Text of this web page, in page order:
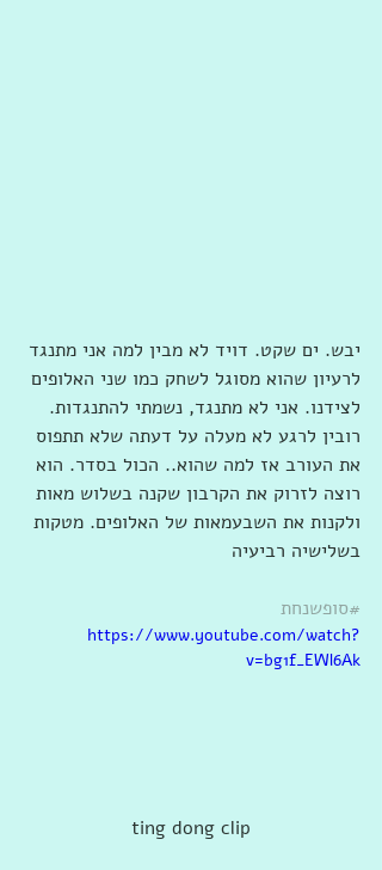
יבש. ים שקט. דויד לא מבין למה אני מתנגד
לרעיון שהוא מסוגל לשחק כמו שני האלופים
לצידנו. אני לא מתנגד, נשמתי להתנגדות.
רובין לרגע לא מעלה על דעתה שלא תתפוס
את העורב אז למה שהוא.. הכול בסדר. הוא
רוצה לזרוק את הקרבון שקנה בשלוש מאות
ולקנות את השבעמאות של האלופים. מטקות
בשלישיה רביעיה
#סופשנחת
https://www.youtube.com/watch?
v=bg1f_EWl6Ak
ting dong clip